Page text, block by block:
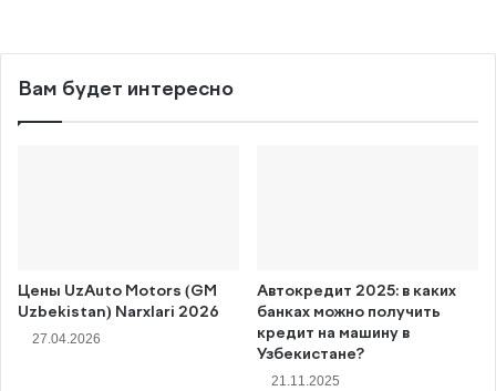
Вам будет интересно
Цены UzAuto Motors (GM
Uzbekistan) Narxlari 2026
27.04.2026
Автокредит 2025: в каких
банках можно получить
кредит на машину в
Узбекистане?
21.11.2025